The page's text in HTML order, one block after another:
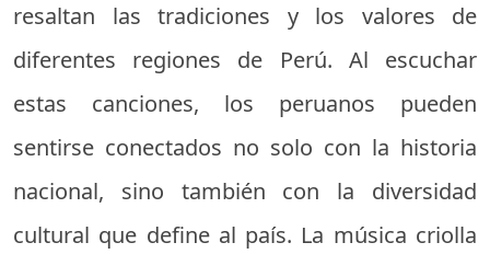
resaltan las tradiciones y los valores de
diferentes regiones de Perú. Al escuchar
estas canciones, los peruanos pueden
sentirse conectados no solo con la historia
nacional, sino también con la diversidad
cultural que define al país. La música criolla